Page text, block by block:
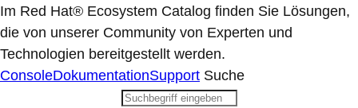
Im Red Hat® Ecosystem Catalog finden Sie Lösungen,
die von unserer Community von Experten und
Technologien bereitgestellt werden.
ConsoleDokumentationSupport Suche